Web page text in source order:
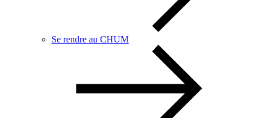
Se rendre au CHUM